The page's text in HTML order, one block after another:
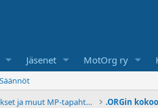
Jäsenet MotOrg ry
Säännöt
Ratapäivät, ajokoulutukset ja muut MP-tapahtumat .ORGin